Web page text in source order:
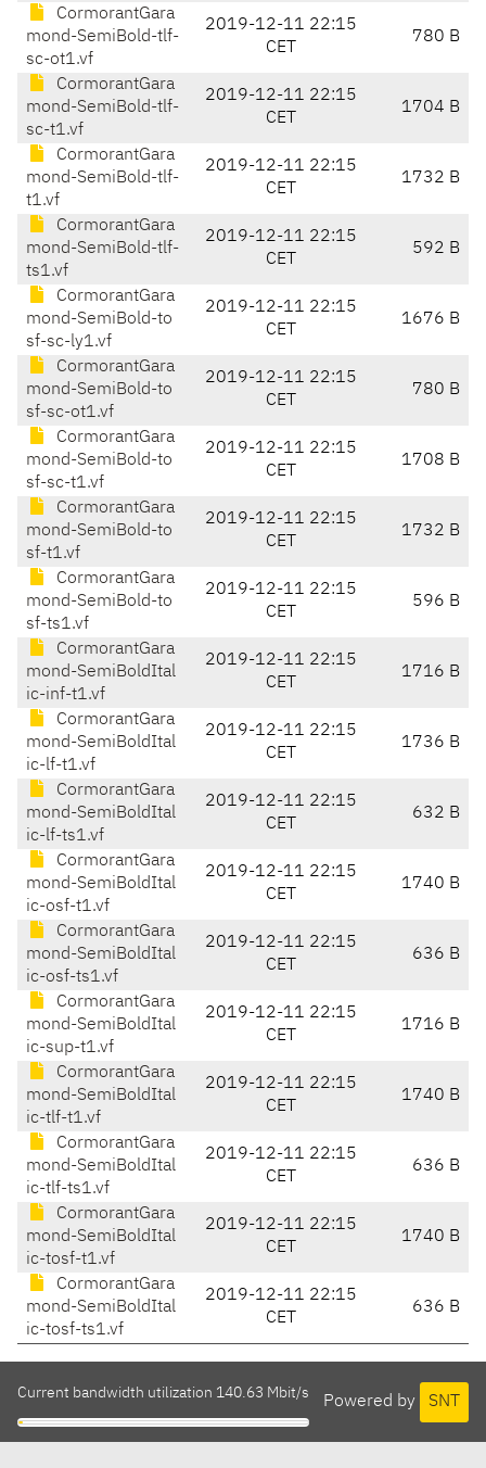
CormorantGara
mond-SemiBold-tlf-
sc-ot1.vf
2019-12-11 22:15
CET
780 B
CormorantGara
mond-SemiBold-tlf-
sc-t1.vf
2019-12-11 22:15
CET
1704 B
CormorantGara
mond-SemiBold-tlf-
t1.vf
2019-12-11 22:15
CET
1732 B
CormorantGara
mond-SemiBold-tlf-
ts1.vf
2019-12-11 22:15
CET
592 B
CormorantGara
mond-SemiBold-to
sf-sc-ly1.vf
2019-12-11 22:15
CET
1676 B
CormorantGara
mond-SemiBold-to
sf-sc-ot1.vf
2019-12-11 22:15
CET
780 B
CormorantGara
mond-SemiBold-to
sf-sc-t1.vf
2019-12-11 22:15
CET
1708 B
CormorantGara
mond-SemiBold-to
sf-t1.vf
2019-12-11 22:15
CET
1732 B
CormorantGara
mond-SemiBold-to
sf-ts1.vf
2019-12-11 22:15
CET
596 B
CormorantGara
mond-SemiBoldItal
ic-inf-t1.vf
2019-12-11 22:15
CET
1716 B
CormorantGara
mond-SemiBoldItal
ic-lf-t1.vf
2019-12-11 22:15
CET
1736 B
CormorantGara
mond-SemiBoldItal
ic-lf-ts1.vf
2019-12-11 22:15
CET
632 B
CormorantGara
mond-SemiBoldItal
ic-osf-t1.vf
2019-12-11 22:15
CET
1740 B
CormorantGara
mond-SemiBoldItal
ic-osf-ts1.vf
2019-12-11 22:15
CET
636 B
CormorantGara
mond-SemiBoldItal
ic-sup-t1.vf
2019-12-11 22:15
CET
1716 B
CormorantGara
mond-SemiBoldItal
ic-tlf-t1.vf
2019-12-11 22:15
CET
1740 B
CormorantGara
mond-SemiBoldItal
ic-tlf-ts1.vf
2019-12-11 22:15
CET
636 B
CormorantGara
mond-SemiBoldItal
ic-tosf-t1.vf
2019-12-11 22:15
CET
1740 B
CormorantGara
mond-SemiBoldItal
ic-tosf-ts1.vf
2019-12-11 22:15
CET
636 B
Powered by SNT
Current bandwidth utilization 140.63 Mbit/s